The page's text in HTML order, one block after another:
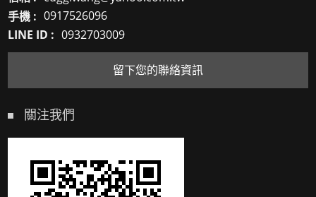
手機 : 0917526096
LINE ID : 0932703009
留下您的聯絡資訊
關注我們